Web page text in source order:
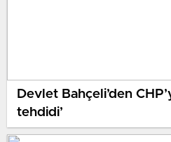
Devlet Bahçeli’den
tehdidi’